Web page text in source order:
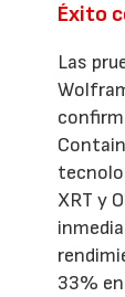
Éxito
Las
XRT y
33%